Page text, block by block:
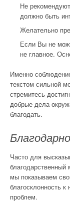
Не
должно быть
Желательно
Если Вы не
не главное.
Именно
текстом сильной
стремитесь
добрые дела
благодать.
Часто для
мы показываем
благосклонность
проблем.